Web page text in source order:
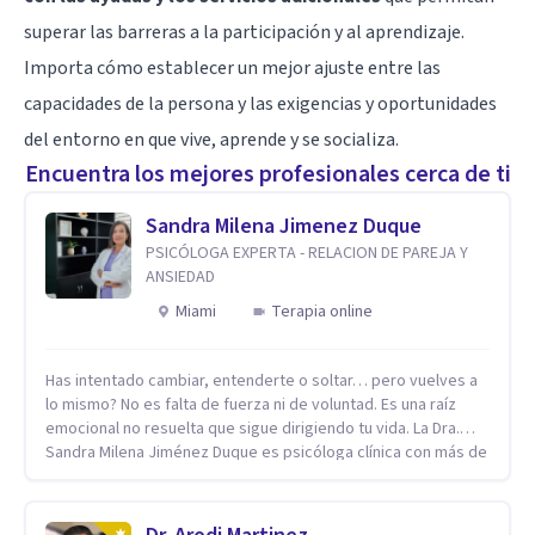
superar las barreras a la participación y al aprendizaje.
Importa cómo establecer un mejor ajuste entre las
capacidades de la persona y las exigencias y oportunidades
del entorno en que vive, aprende y se socializa.
Encuentra los mejores profesionales cerca de ti
Sandra Milena Jimenez Duque
PSICÓLOGA EXPERTA - RELACION DE PAREJA Y
ANSIEDAD
Miami
Terapia online
Has intentado cambiar, entenderte o soltar… pero vuelves a
lo mismo? No es falta de fuerza ni de voluntad. Es una raíz
emocional no resuelta que sigue dirigiendo tu vida. La Dra.
Sandra Milena Jiménez Duque es psicóloga clínica con más de
ansiedad, la baja autoestima, la dependencia emocional y los